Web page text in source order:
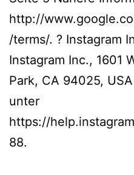
http://
/terms/. ? Instagram
Instagram Inc., 1601
Park, CA 94025,
unter
https://
88.